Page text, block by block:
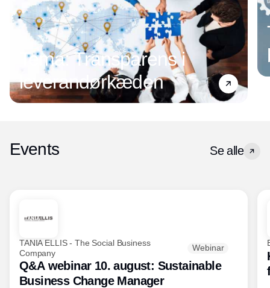
Tema: Transparens i
leverandørkæden
Events Se alle
TANIA ELLIS - The Social Business
Company
Webinar
Q&A webinar 10. august: Sustainable
Business Change Manager